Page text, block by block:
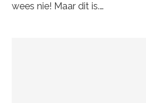
wees nie! Maar dit is.…